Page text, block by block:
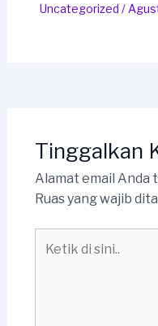
Uncategorized /
Tinggalkan
Alamat email Anda
Ruas yang wajib